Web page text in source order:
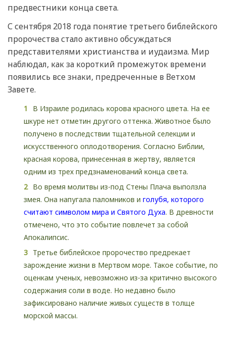
предвестники конца света.
С сентября 2018 года понятие третьего библейского
пророчества стало активно обсуждаться
представителями христианства и иудаизма. Мир
наблюдал, как за короткий промежуток времени
появились все знаки, предреченные в Ветхом
Завете.
В Израиле родилась корова красного цвета. На ее
шкуре нет отметин другого оттенка. Животное было
получено в последствии тщательной селекции и
искусственного оплодотворения. Согласно Библии,
красная корова, принесенная в жертву, является
одним из трех предзнаменований конца света.
Во время молитвы из-под Стены Плача выползла
змея. Она напугала паломников и голубя, которого
считают символом мира и Святого Духа. В древности
отмечено, что это событие повлечет за собой
Апокалипсис.
Третье библейское пророчество предрекает
зарождение жизни в Мертвом море. Такое событие, по
оценкам ученых, невозможно из-за критично высокого
содержания соли в воде. Но недавно было
зафиксировано наличие живых существ в толще
морской массы.